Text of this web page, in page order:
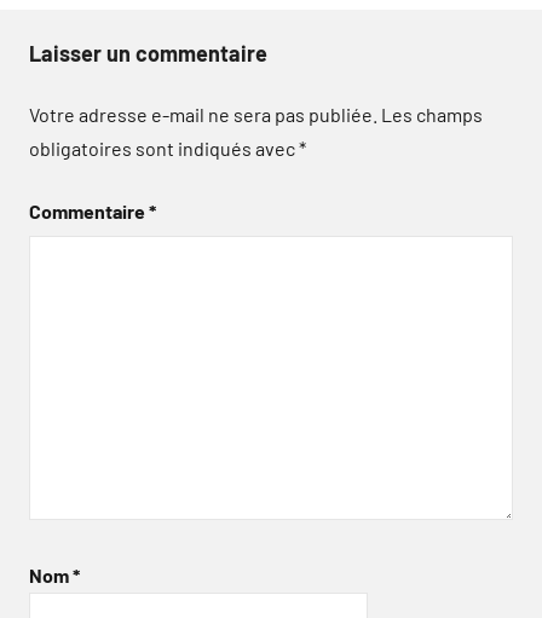
Laisser un commentaire
Votre adresse e-mail ne sera pas publiée. Les champs
obligatoires sont indiqués avec*
Commentaire*
Nom*